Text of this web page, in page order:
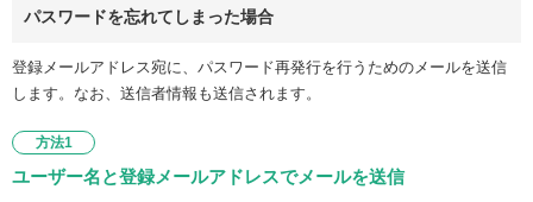
パスワードを忘れてしまった場合
登録メールアドレス宛に、パスワード再発行を行うためのメールを送信
します。なお、送信者情報も送信されます。
方法1
ユーザー名と登録メールアドレスでメールを送信